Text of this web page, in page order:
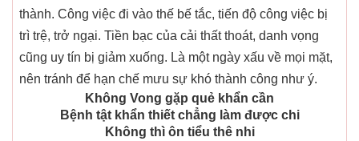
thành. Công việc đi vào thế bế tắc, tiến độ công việc bị
trì trệ, trở ngại. Tiền bạc của cải thất thoát, danh vọng
cũng uy tín bị giảm xuống. Là một ngày xấu về mọi mặt,
nên tránh để hạn chế mưu sự khó thành công như ý.
Không Vong gặp quẻ khẩn cần
Bệnh tật khẩn thiết chẳng làm được chi
Không thì ôn tiểu thê nhi